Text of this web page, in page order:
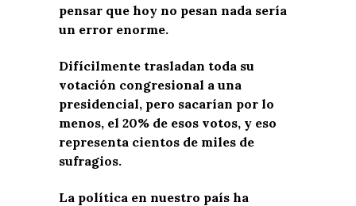
pensar que hoy no pesan nada sería
un error enorme.
Difícilmente trasladan toda su
votación congresional a una
presidencial, pero sacarían por lo
menos, el 20% de esos votos, y eso
representa cientos de miles de
sufragios.
La política en nuestro país ha